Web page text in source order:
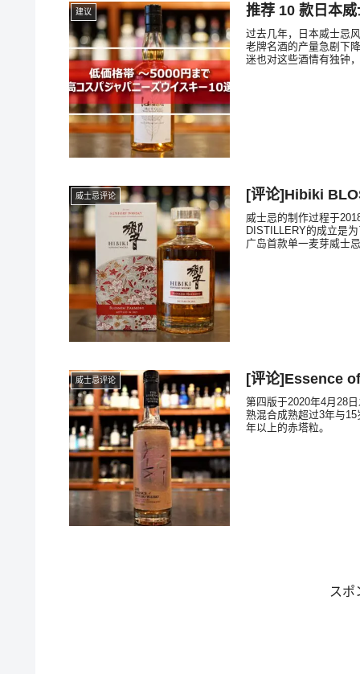
建议 推荐 10 款日本
过去几年，日本威士忌
老牌名酒的产量急剧下
迷也对这些酒情有独钟
威士忌评论 [评论]Hibiki
威士忌的制作过程于
DISTILLERY的成立是
广岛首款单一麦芽威士
威士忌评论 [评论]Essence
第四版于2020年4月28
熟混合成熟超过3年与
年以上的赤塔粒。
スポ